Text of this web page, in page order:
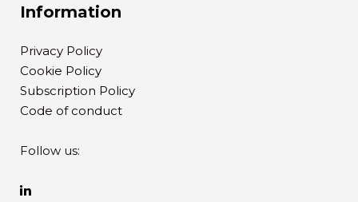
Information
Privacy Policy
Cookie Policy
Subscription Policy
Code of conduct
Follow us: